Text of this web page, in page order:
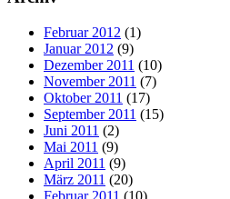
Februar 2012 (1)
Januar 2012 (9)
Dezember 2011 (10)
November 2011 (7)
Oktober 2011 (17)
September 2011 (15)
Juni 2011 (2)
Mai 2011 (9)
April 2011 (9)
März 2011 (20)
Februar 2011 (10)